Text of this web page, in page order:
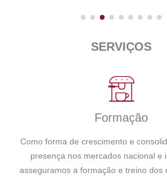
SERVIÇOS
Formação
Como forma de crescimento e
presença nos mercados nacional e
asseguramos a formação e treino dos